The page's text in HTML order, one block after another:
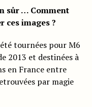
sûr … Comment
ces images ?
tournées pour M6
2013 et destinées à
en France entre
par magie